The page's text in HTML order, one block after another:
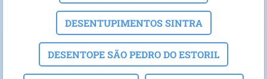
DESENTUPIMENTOS SINTRA
DESENTOPE SÃO PEDRO DO ESTORIL